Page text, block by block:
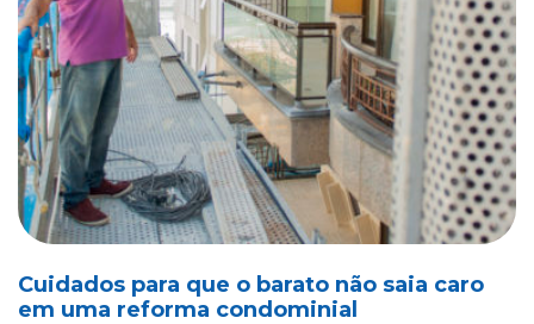
Cuidados para que o barato não saia caro
em uma reforma condominial